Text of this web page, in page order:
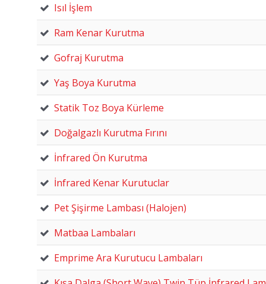
Isıl İşlem
Ram Kenar Kurutma
Gofraj Kurutma
Yaş Boya Kurutma
Statik Toz Boya Kürleme
Doğalgazlı Kurutma Fırını
İnfrared Ön Kurutma
İnfrared Kenar Kurutuclar
Pet Şişirme Lambası (Halojen)
Matbaa Lambaları
Emprime Ara Kurutucu Lambaları